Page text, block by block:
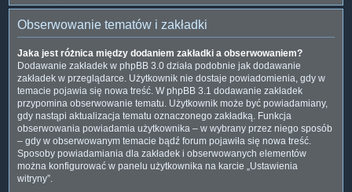
Obserwowanie tematów i zakładki
Jaka jest różnica między dodaniem zakładki a obserwowaniem?
Dodawanie zakładek w phpBB 3.0 działa podobnie jak dodawanie
zakładek w przeglądarce. Użytkownik nie dostaje powiadomienia, gdy w
temacie pojawia się nowa treść. W phpBB 3.1 dodawanie zakładek
przypomina obserwowanie tematu. Użytkownik może być powiadamiany,
gdy nastąpi aktualizacja tematu oznaczonego zakładką. Funkcja
obserwowania powiadamia użytkownika – w wybrany przez niego sposób
– gdy w obserwowanym temacie bądź forum pojawiła się nowa treść.
Sposoby powiadamiania dla zakładek i obserwowanych elementów
można konfigurować w panelu użytkownika na karcie „Ustawienia
witryny”.